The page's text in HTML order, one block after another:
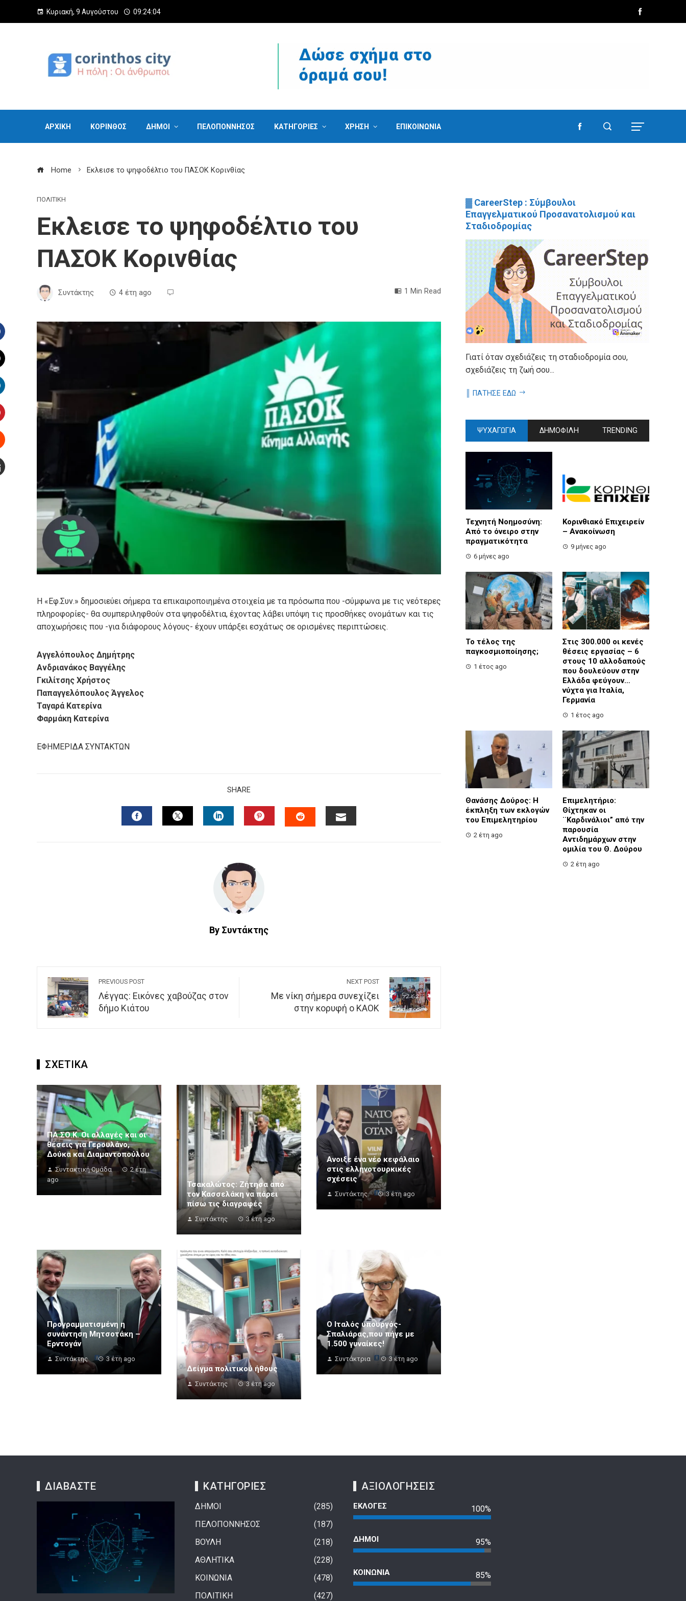
Κυριακή, 9 Αυγούστου 09:24:05
ΑΡΧΙΚΗ ΚΟΡΙΝΘΟΣ ΔΗΜΟΙ ΠΕΛΟΠΟΝΝΗΣΟΣ ΚΑΤΗΓΟΡΙΕΣ ΧΡΗΣΗ ΕΠΙΚΟΙΝΩΝΙΑ
Home Εκλεισε το ψηφοδέλτιο του ΠΑΣΟΚ Κορινθίας
ΠΟΛΙΤΙΚΗ
Εκλεισε το ψηφοδέλτιο του
ΠΑΣΟΚ Κορινθίας
Συντάκτης 4 έτη ago 1 Min Read
Η «Εφ.Συν.» δημοσιεύει σήμερα τα επικαιροποιημένα στοιχεία με τα πρόσωπα που -σύμφωνα με τις νεότερες
πληροφορίες- θα συμπεριληφθούν στα ψηφοδέλτια, έχοντας λάβει υπόψη τις προσθήκες ονομάτων και τις
αποχωρήσεις που -για διάφορους λόγους- έχουν υπάρξει εσχάτως σε ορισμένες περιπτώσεις.
Αγγελόπουλος Δημήτρης
Ανδριανάκος Βαγγέλης
Γκιλίτσης Χρήστος
Παπαγγελόπουλος Άγγελος
Ταγαρά Κατερίνα
Φαρμάκη Κατερίνα
ΕΦΗΜΕΡΙΔΑ ΣΥΝΤΑΚΤΩΝ
SHARE
By Συντάκτης
PREVIOUS POST
Λέγγας: Εικόνες χαβούζας στον
δήμο Κιάτου
NEXT POST
Mε νίκη σήμερα συνεχίζει
στην κορυφή ο ΚΑΟΚ
ΣΧΕΤΙΚΑ
ΠΑ.ΣΟ.Κ. Οι αλλαγές και οι
θέσεις για Γερουλάνο,
Δούκα και Διαμαντοπούλου
Συντακτική Ομάδα
2 έτη
ago
Τσακαλώτος: Ζήτησα από
τον Κασσελάκη να πάρει
πίσω τις διαγραφές
Συντάκτης 3 έτη ago
Ανοιξε ένα νέο κεφάλαιο
στις ελληνοτουρκικές
σχέσεις
Συντάκτης 3 έτη ago
Προγραμματισμένη η
συνάντηση Μητσοτάκη –
Ερντογάν
Συντάκτης 3 έτη ago
Δείγμα πολιτικού ήθους
Συντάκτης 3 έτη ago
Ο Ιταλός υπουργός-
Σπαλιάρας,που πήγε με
1.500 γυναίκες!
Συντάκτρια 3 έτη ago
▓ CareerStep : Σύμβουλοι
Επαγγελματικού Προσανατολισμού και
Σταδιοδρομίας
Γιατί όταν σχεδιάζεις τη σταδιοδρομία σου,
σχεδιάζεις τη ζωή σου...
║ ΠΑΤΗΣΕ ΕΔΩ
ΨΥΧΑΓΩΓΙΑ ΔΗΜΟΦΙΛΗ TRENDING
Τεχνητή Νοημοσύνη:
Από το όνειρο στην
πραγματικότητα
6 μήνες ago
Κορινθιακό Επιχειρείν
– Ανακοίνωση
9 μήνες ago
Το τέλος της
παγκοσμιοποίησης;
1 έτος ago
Στις 300.000 οι κενές
θέσεις εργασίας – 6
στους 10 αλλοδαπούς
που δουλεύουν στην
Ελλάδα φεύγουν…
νύχτα για Ιταλία,
Γερμανία
1 έτος ago
Θανάσης Δούρος: Η
έκπληξη των εκλογών
του Επιμελητηρίου
2 έτη ago
Επιμελητήριο:
Θίχτηκαν οι
¨Καρδινάλιοι” από την
παρουσία
Αντιδημάρχων στην
ομιλία του Θ. Δούρου
2 έτη ago
ΔΙΑΒΑΣΤΕ ΚΑΤΗΓΟΡΙΕΣ
ΔΗΜΟΙ
285
ΠΕΛΟΠΟΝΝΗΣΟΣ
187
ΒΟΥΛΗ
218
ΑΘΛΗΤΙΚΑ
228
ΚΟΙΝΩΝΙΑ
478
ΠΟΛΙΤΙΚΗ
427
ΑΞΙΟΛΟΓΗΣΕΙΣ
ΕΚΛΟΓΕΣ 100%
ΔΗΜΟΙ 95%
ΚΟΙΝΩΝΙΑ 85%